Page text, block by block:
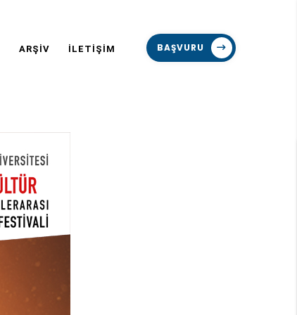
ARŞİV İLETİŞİM BAŞVURU